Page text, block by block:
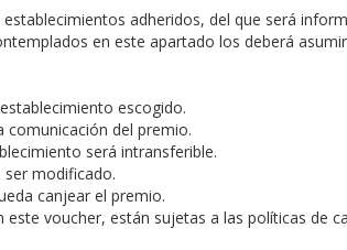
adheridos, del que será
en este apartado los deberá
escogido.
comunicación del premio.
será intransferible.
ser modificado.
canjear el premio.
voucher, están sujetas a las políticas de